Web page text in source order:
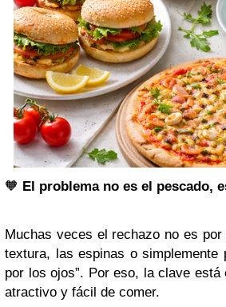
🧡 El problema no es el pescado,
Muchas veces el rechazo no es
textura, las espinas o simplemente
por los ojos”. Por eso, la clave está
atractivo y fácil de comer.